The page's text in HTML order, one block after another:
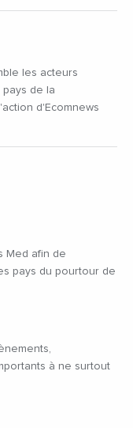
Med afin de
pays du pourtour de
à ne surtout
les acteurs
de la
d'Ecomnews